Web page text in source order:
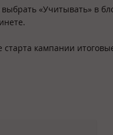
«Учитывать» в
старта кампании